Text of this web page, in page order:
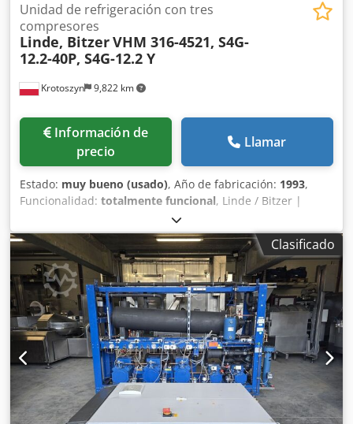
Krotoszyn 9,822 km
Unidad de refrigeración con tres
compresores
Linde, BitzerVHM 316-4521, S4G-
12.2-40P, S4G-12.2 Y
Información de
precio
Llamar
Estado: muy bueno (usado), Año de fabricación: 1993,
Funcionalidad: totalmente funcional, Linde / Bitzer |
Unidad de refrigeración industrial con tres compresores
Especificación técnica del bastidor: Fabricante del
conjunto: Linde Aktiengesellschaft Modelo / Tipo: VHM 316-
4521 Número de serie: 10309 Año de fabricación: 1993
Refrigerante: R22 Presión máxima de trabajo permitida: 25
/ 13 bar Dimensiones del bastidor: 2930 × 830 × 1870 mm
Especificación de los compresores instalados (3x Bitzer
Kühlmaschinenbau GmbH): Alimentación: 380–420 V (50
Hz) / 440–480 V (60 Hz) – 3 fases Corriente máxima de
funcionamiento: 24 A (por cada compresor) Capacidad
volumétrica unitaria: 42,3 m³/h (a 50 Hz) / 51,0 m³/h (a 60
Hz) Capacidad volumétrica total del conjunto: 126,9 m³/h (a
50 Hz) / 153,0 m³/h (a 60 Hz) Grado de protección: IP 54
Clasificado